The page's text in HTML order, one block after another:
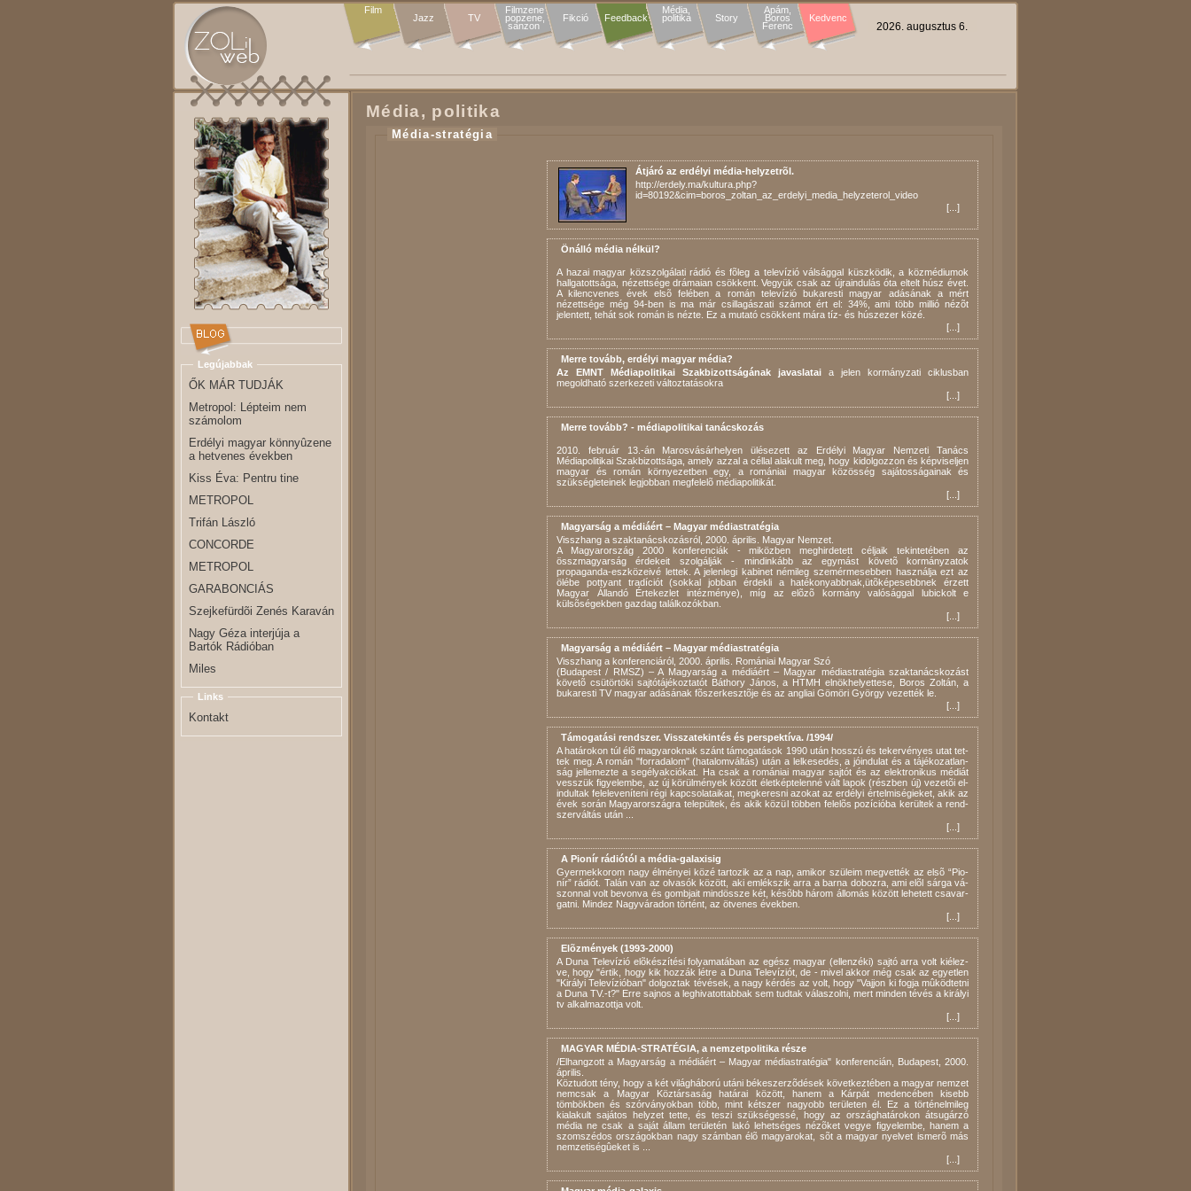
Film
Jazz TV
Filmzene
popzene,
sanzon
Fikció Feedback
Média,
politika Story
Apám,
Boros
Ferenc
Kedvenc
2026. augusztus 6.
Média, politika
Média-stratégia
Átjáró az erdélyi média-helyzetrõl.
http://erdely.ma/kultura.php?
id=80192&cim=boros_zoltan_az_erdelyi_media_helyzeterol_video
[
]
Önálló média nélkül?
A hazai magyar közszolgálati rádió és fõleg a televízió válsággal küszködik, a közmédiumok
hallgatottsága, nézettsége drámaian csökkent. Vegyük csak az újraindulás óta eltelt húsz évet.
A kilencvenes évek elsõ felében a román televízió bukaresti magyar adásának a mért
nézettsége még 94-ben is ma már csillagászati számot ért el: 34%, ami több millió nézõt
jelentett, tehát sok román is nézte. Ez a mutató csökkent mára tíz- és húszezer közé.
[
]
Merre tovább, erdélyi magyar média?
Az EMNT Médiapolitikai Szakbizottságának javaslatai
a jelen kormányzati ciklusban
megoldható szerkezeti változtatásokra
[
]
Merre tovább? - médiapolitikai tanácskozás
2010. február 13.-án Marosvásárhelyen ülésezett az Erdélyi Magyar Nemzeti Tanács
Médiapolitikai Szakbizottsága, amely azzal a céllal alakult meg, hogy kidolgozzon és képviseljen
magyar és román környezetben egy, a romániai magyar közösség sajátosságainak és
szükségleteinek legjobban megfelelõ médiapolitikát.
[
]
Magyarság a médiáért – Magyar médiastratégia
Visszhang a szaktanácskozásról, 2000. április. Magyar Nemzet.
A Magyarország 2000 konferenciák - miközben meghirdetett céljaik tekintetében az
összmagyarság érdekeit szolgálják - mindinkább az egymást követõ kormányzatok
propaganda-eszközeivé lettek. A jelenlegi kabinet némileg szemérmesebben használja ezt az
ölébe pottyant tradíciót (sokkal jobban érdekli a hatékonyabbnak,ütõképesebbnek érzett
Magyar Állandó Értekezlet intézménye), míg az elõzõ kormány valósággal lubickolt e
külsõségekben gazdag találkozókban.
[
]
Magyarság a médiáért – Magyar médiastratégia
Visszhang a konferenciáról, 2000. április. Romániai Magyar Szó
(Budapest / RMSZ) – A Magyarság a médiáért – Magyar médiastratégia szaktanácskozást
követõ csütörtöki sajtótájékoztatót Báthory János, a HTMH elnökhelyettese, Boros Zoltán, a
bukaresti TV magyar adásának fõszerkesztõje és az angliai Gömöri György vezették le.
[
]
Támogatási rendszer. Visszatekintés és perspektíva. /1994/
A ha­tá­ro­kon túl élõ ma­gya­rok­nak szánt tá­mo­ga­tá­sok 1990 után hosszú és te­ker­vé­nyes utat tet­
tek meg. A ro­mán "for­ra­da­lom" (ha­ta­lom­vál­tás) után a lel­ke­se­dés, a jó­in­du­lat és a tá­jé­ko­zat­lan­
ság jel­le­mez­te a se­gély­ak­ci­ó­kat. Ha csak a ro­má­ni­ai ma­gyar saj­tót és az elekt­ro­ni­kus mé­di­át
vesszük fi­gye­lem­be, az új kö­rül­mé­nyek kö­zött élet­kép­te­len­né vált la­pok (rész­ben új) ve­ze­tõi el­
in­dul­tak fel­ele­ve­ní­te­ni ré­gi kap­cso­la­ta­i­kat, meg­ke­res­ni azo­kat az er­dé­lyi ér­tel­mi­sé­gi­e­ket, akik az
évek so­rán Ma­gya­ror­szág­ra te­le­pül­tek, és akik kö­zül töb­ben fe­le­lõs po­zí­ci­ó­ba ke­rül­tek a rend­
szer­vál­tás után ...
[
]
A Pionír rádiótól a média-galaxisig
Gyer­mek­ko­rom nagy él­mé­nyei kö­zé tar­to­zik az a nap, ami­kor szü­le­im meg­vet­ték az el­sõ “Pi­o­
nír” rá­di­ót. Ta­lán van az ol­va­sók kö­zött, aki em­lék­szik ar­ra a bar­na do­boz­ra, ami elõl sár­ga vá­
szon­nal volt be­von­va és gomb­ja­it mind­össze két, ké­sõbb há­rom ál­lo­más kö­zött le­he­tett csa­var­
gat­ni. Mind­ez Nagy­vá­ra­don tör­tént, az öt­ve­nes évek­ben.
[
]
Elõzmények (1993-2000)
A Du­na Te­le­ví­zió elõ­ké­szí­té­si fo­lya­ma­tá­ban az egész ma­gyar (el­len­zé­ki) saj­tó ar­ra volt ki­élez­
ve, hogy "ér­tik, hogy kik hoz­zák lét­re a Du­na Te­le­ví­zi­ót, de - mi­vel ak­kor még csak az egyet­len
"Ki­rá­lyi Te­le­ví­zi­ó­ban" dol­goz­tak té­vé­sek, a nagy kér­dés az volt, hogy "Vajjon ki fog­ja mû­köd­tet­ni
a Du­na TV.-t?" Er­re saj­nos a leg­hi­va­tot­tab­bak sem tud­tak vá­la­szol­ni, mert min­den té­vés a ki­rá­lyi
tv al­kal­ma­zott­ja volt.
[
]
MAGYAR MÉDIA-STRATÉGIA, a nemzetpolitika része
/Elhangzott a Magyarság a médiáért – Magyar médiastratégia" konferencián, Budapest, 2000.
április.
Köztudott tény, hogy a két világháború utáni békeszerzõdések következtében a magyar nemzet
nemcsak a Magyar Köztársaság határai között, hanem a Kárpát medencében kisebb
tömbökben és szórványokban több, mint kétszer nagyobb területen él. Ez a történelmileg
kialakult sajátos helyzet tette, és teszi szükségessé, hogy az országhatárokon átsugárzó
média ne csak a saját állam területén lakó lehetséges nézõket vegye figyelembe, hanem a
szomszédos országokban nagy számban élõ magyarokat, sõt a magyar nyelvet ismerõ más
nemzetiségûeket is ...
[
]
Legújabbak
ŐK MÁR TUDJÁK
Metropol: Lépteim nem
számolom
Erdélyi magyar könnyûzene
a hetvenes években
Kiss Éva: Pentru tine
METROPOL
Trifán László
CONCORDE
METROPOL
GARABONCIÁS
Szejkefürdõi Zenés Karaván
Nagy Géza interjúja a
Bartók Rádióban
Miles
Links
Kontakt